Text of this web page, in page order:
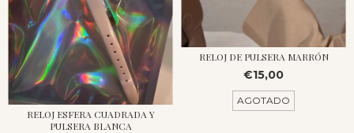
RELOJ ESFERA CUADRADA Y
PULSERA BLANCA
RELOJ DE PULSERA MARRÓN
€15,00
AGOTADO